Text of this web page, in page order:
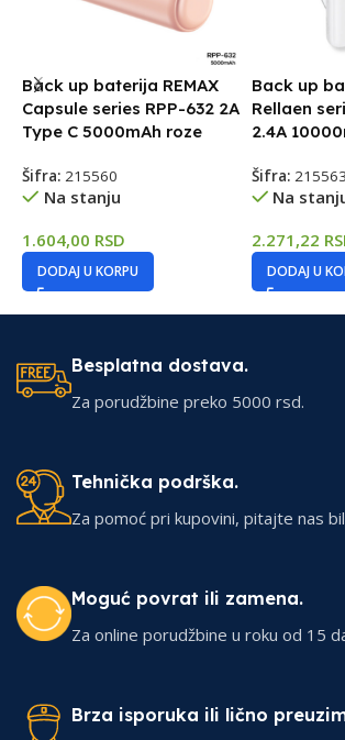
Back up baterija REMAX
Capsule series RPP-632 2A
Type C 5000mAh roze
Šifra: 215560
Na stanju
1.604,00 RSD
DODAJ U KORPU
Back up
Rellaen
2.4A
Šifra: 215563
Na
2.271,22
DODAJ U
Besplatna dostava.
Za porudžbine preko 5000 rsd.
Tehnička podrška.
Za pomoć pri kupovini, pitajte nas
Moguć povrat ili zamena.
Za online porudžbine u roku od 15
Brza isporuka ili lično